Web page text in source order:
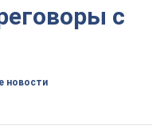
с
новости